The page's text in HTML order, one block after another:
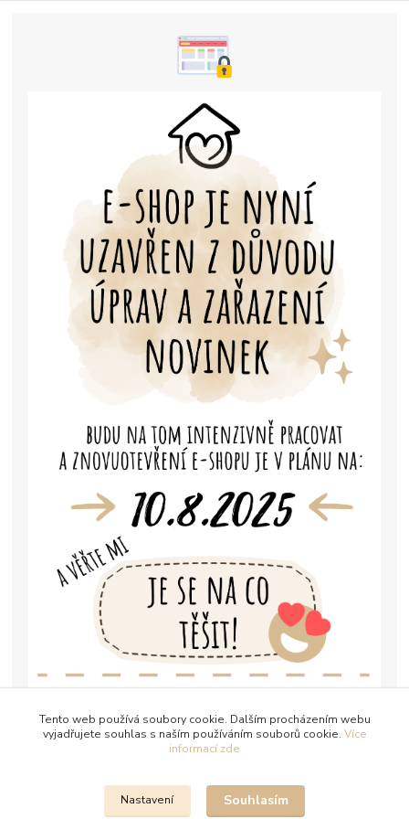
Tento web používá soubory cookie. Dalším procházením webu
vyjadřujete souhlas s naším používáním souborů cookie. Více
informací zde
Nastavení Souhlasím